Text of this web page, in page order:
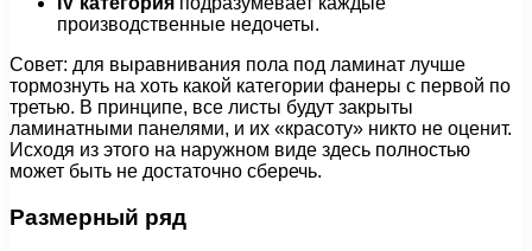
производственные недочеты.
Совет: для выравнивания пола под ламинат лучше
тормознуть на хоть какой категории фанеры с первой по
третью. В принципе, все листы будут закрыты
ламинатными панелями, и их «красоту» никто не оценит.
Исходя из этого на наружном виде здесь полностью
может быть не достаточно сберечь.
Размерный ряд